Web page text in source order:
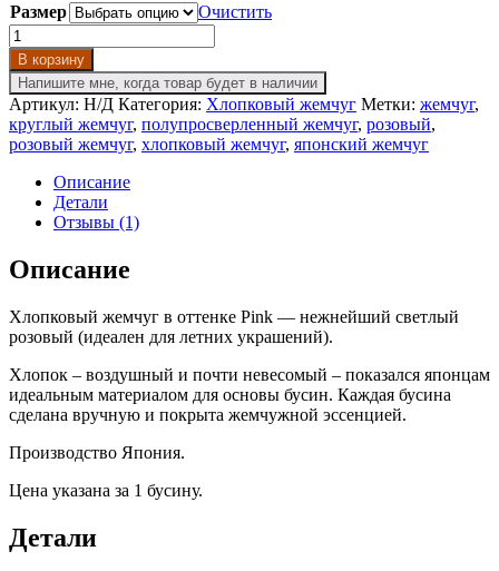
Размер
Очистить
Количество
товара
Хлопковый
жемчуг
Pink,
полупросверленный
В корзину
Напишите мне, когда товар будет в наличии
Артикул: Н/Д Категория: Хлопковый жемчуг Метки: жемчуг,
круглый жемчуг, полупросверленный жемчуг, розовый,
розовый жемчуг, хлопковый жемчуг, японский жемчуг
Описание
Детали
Отзывы (1)
Описание
Хлопковый жемчуг в оттенке Pink — нежнейший светлый
розовый (идеален для летних украшений).
Хлопок – воздушный и почти невесомый – показался японцам
идеальным материалом для основы бусин. Каждая бусина
сделана вручную и покрыта жемчужной эссенцией.
Производство Япония.
Цена указана за 1 бусину.
Детали